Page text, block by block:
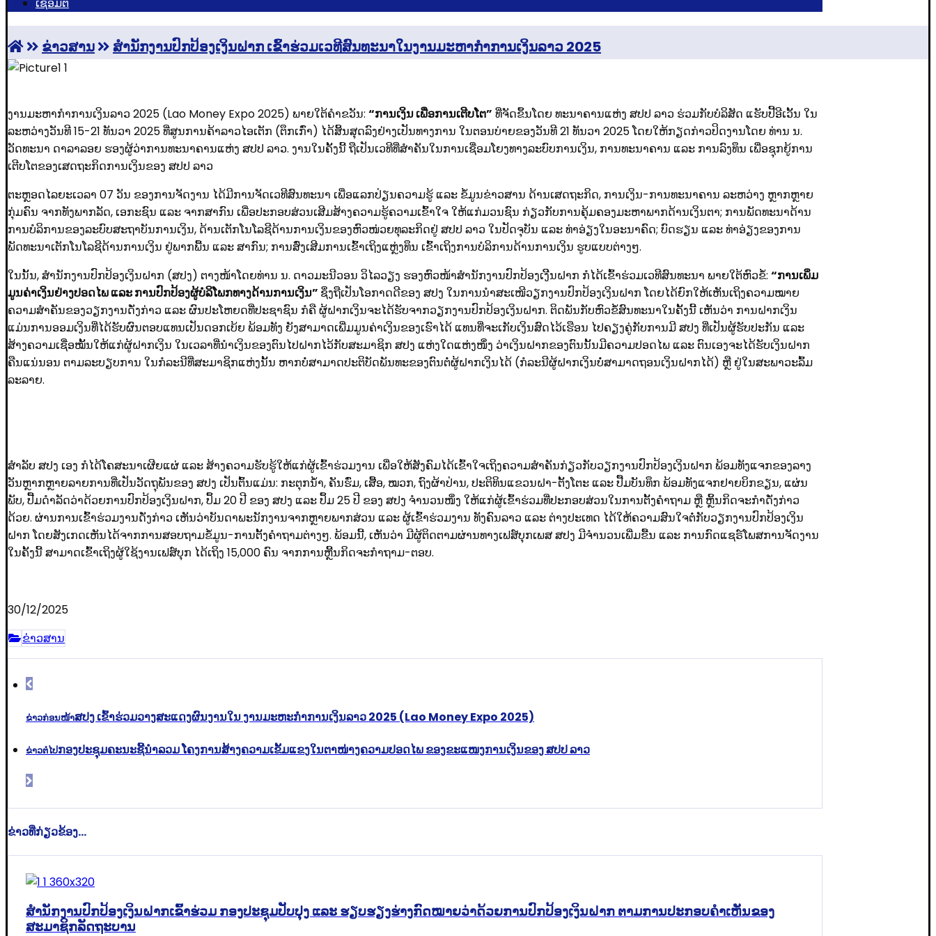
ຂ່າວສານ ສຳນັກງານປົກປ້ອງເງິນຝາກ ເຂົ້າຮ່ວມເວທີສົນທະນາໃນງານມະຫາກຳການເງິນລາວ 2025
ງານມະຫາກຳການເງິນລາວ 2025 (Lao Money Expo 2025) ພາຍໃຕ້ຄໍາຂວັນ: “ການເງິນ ເພື່ອການເຕີບໂຕ” ທີ່ຈັດຂຶ້ນໂດຍ ທະນາຄານແຫ່ງ ສປປ ລາວ ຮ່ວມກັບບໍລິສັດ ແຮັບປີ້ອີເວັ້ນ ໃນ
ລະຫວ່າງວັນທີ 15-21 ທັນວາ 2025 ທີ່ສູນການຄ້າລາວໄອເຕັກ (ຕຶກເກົ່າ) ໄດ້ສິ້ນສຸດລົງຢ່າງເປັນທາງການ ໃນຕອນບ່າຍຂອງວັນທີ 21 ທັນວາ 2025 ໂດຍໃຫ້ກຽດກ່າວປິດງານໂດຍ ທ່ານ ນ.
ວັດທະນາ ດາລາລອຍ ຮອງຜູ້ວ່າການທະນາຄານແຫ່ງ ສປປ ລາວ. ງານໃນຄັ້ງນີ້ ຖືເປັນເວທີທີ່ສຳຄັນໃນການເຊື່ອມໂຍງທາງລະບົບການເງິນ, ການທະນາຄານ ແລະ ການລົງທຶນ ເພື່ອຊຸກຍູ້ການ
ເຕີບໂຕຂອງເສດຖະກິດການເງິນຂອງ ສປປ ລາວ
ຕະຫຼອດໄລຍະເວລາ 07 ວັນ ຂອງການຈັດງານ ໄດ້ມີການຈັດເວທີສົນທະນາ ເພື່ອແລກປ່ຽນຄວາມຮູ້ ແລະ ຂໍ້ມູນຂ່າວສານ ດ້ານເສດຖະກິດ, ການເງິນ-ການທະນາຄານ ລະຫວ່າງ ຫຼາກຫຼາຍ
ກຸ່ມຄົນ ຈາກທັງພາກລັດ, ເອກະຊົນ ແລະ ຈາກສາກົນ ເພື່ອປະກອບສ່ວນເສີມສ້າງຄວາມຮູ້ຄວາມເຂົ້າໃຈ ໃຫ້ແກ່ມວນຊົນ ກ່ຽວກັບການຄຸ້ມຄອງມະຫາພາກດ້ານເງິນຕາ; ການພັດທະນາດ້ານ
ການບໍລິການຂອງລະບົບສະຖາບັນການເງິນ, ດ້ານເຕັກໂນໂລຊີດ້ານການເງິນຂອງຫົວໜ່ວຍທຸລະກິດຢູ່ ສປປ ລາວ ໃນປັດຈຸບັນ ແລະ ທ່າອ່ຽງໃນອະນາຄົດ; ບົດຮຽນ ແລະ ທ່າອ່ຽງຂອງການ
ພັດທະນາເຕັກໂນໂລຊີດ້ານການເງິນ ຢູ່ພາກພື້ນ ແລະ ສາກົນ; ການສົ່ງເສີມການເຂົ້າເຖິງແຫຼ່ງທຶນ ເຂົ້າເຖິງການບໍລິການດ້ານການເງິນ ຮູບແບບຕ່າງໆ.
ໃນນັ້ນ, ສຳນັກງານປົກປ້ອງເງິນຝາກ (ສປງ) ຕາງໜ້າໂດຍທ່ານ ນ. ດາວມະນີວອນ ວິໄລວຽງ ຮອງຫົວໜ້າສຳນັກງານປົກປ້ອງເງິີນຝາກ ກໍໄດ້ເຂົ້າຮ່ວມເວທີສົນທະນາ ພາຍໃຕ້ຫົວຂໍ້: “ການເພິ່ມ
ມູນຄ່າເງິນຢ່າງປອດໄພ ແລະ ການປົກປ້ອງຜູ້ບໍລິໂພກທາງດ້ານການເງິນ” ຊຶ່ງຖືເປັນໂອກາດດີຂອງ ສປງ ໃນການນໍາສະເໜີວຽກງານປົກປ້ອງເງິນຝາກ ໂດຍໄດ້ຍົກໃຫ້ເຫັນເຖິງຄວາມໝາຍ
ຄວາມສໍາຄັນຂອງວຽກງານດັ່ງກ່າວ ແລະ ຜົນປະໂຫຍດທີ່ປະຊາຊົນ ກໍຄື ຜູ້ຝາກເງິນຈະໄດ້ຮັບຈາກວຽກງານປົກປ້ອງເງິນຝາກ. ຕິດພັນກັບຫົວຂໍ້ສົນທະນາໃນຄັ້ງນີ້ ເຫັນວ່າ ການຝາກເງິນ
ແມ່ນການອອມເງິນທີ່ໄດ້ຮັບຜົນຕອບແທນເປັນດອກເບ້ຍ ພ້ອມທັງ ຍັງສາມາດເພີ່ມມູນຄ່າເງິນຂອງເຮົາໄດ້ ແທນທີ່ຈະເກັບເງິນສົດໄວ້ເຮືອນ ໄປຄຽງຄູ່ກັບການມີ ສປງ ທີ່ເປັນຜູ້ຮັບປະກັນ ແລະ
ສ້າງຄວາມເຊື່ອໝັ້ນໃຫ້ແກ່ຜູ້ຝາກເງິນ ໃນເວລາທີ່ນໍາເງິນຂອງຕົນໄປຝາກໄວ້ກັບສະມາຊິກ ສປງ ແຫ່ງໃດແຫ່ງໜຶ່ງ ວ່າເງິນຝາກຂອງຕົນນັ້ນມີຄວາມປອດໄພ ແລະ ຕົນເອງຈະໄດ້ຮັບເງິນຝາກ
ຄືນແນ່ນອນ ຕາມລະບຽບການ ໃນກໍລະນີທີ່ສະມາຊິກແຫ່ງນັ້ນ ຫາກບໍ່ສາມາດປະຕິບັດພັນທະຂອງຕົນຕໍ່ຜູ້ຝາກເງິນໄດ້ (ກໍລະນີຜູ້ຝາກເງິນບໍ່ສາມາດຖອນເງິນຝາກໄດ້) ຫຼື ຢູ່ໃນສະພາວະລົ້ມ
ລະລາຍ.
ສໍາລັບ ສປງ ເອງ ກໍໄດ້ໂຄສະນາເຜີຍແຜ່ ແລະ ສ້າງຄວາມຮັບຮູ້ໃຫ້ແກ່ຜູ້ເຂົ້າຮ່ວມງານ ເພື່ອໃຫ້ສັງຄົມໄດ້ເຂົ້າໃຈເຖິງຄວາມສໍາຄັນກ່ຽວກັບວຽກງານປົກປ້ອງເງິນຝາກ ພ້ອມທັງແຈກຂອງລາງ
ວັນຫຼາກຫຼາຍລາຍການທີ່ເປັນວັດຖຸພັນຂອງ ສປງ ເປັນຕົ້ນແມ່ນ: ກະຕຸກນໍ້າ, ຄັນຮົ່ມ, ເສື້ອ, ໝວກ, ຖົງຜ້າປ່ານ, ປະຕິທິນແຂວນຝາ-ຕັ້ງໂຕະ ແລະ ປື້ມບັນທຶກ ພ້ອມທັງແຈກຢາຍບິກຂຽນ, ແຜ່ນ
ພັບ, ປື້ມດໍາລັດວ່າດ້ວຍການປົກປ້ອງເງິນຝາກ, ປຶ້ມ 20 ປີ ຂອງ ສປງ ແລະ ປຶ້ມ 25 ປີ ຂອງ ສປງ ຈໍານວນໜຶ່ງ ໃຫ້ແກ່ຜູ້ເຂົ້າຮ່ວມທີ່ປະກອບສ່ວນໃນການຕັ້ງຄໍາຖາມ ຫຼື ຫຼິ້ນກິດຈະກໍາດັ່ງກ່າວ
ດ້ວຍ. ຜ່ານການເຂົ້າຮ່ວມງານດັ່ງກ່າວ ເຫັນວ່າບັນດາພະນັກງານຈາກຫຼາຍພາກສ່ວນ ແລະ ຜູ້ເຂົ້າຮ່ວມງານ ທັງຄົນລາວ ແລະ ຕ່າງປະເທດ ໄດ້ໃຫ້ຄວາມສົນໃຈຕໍ່ກັບວຽກງານປົກປ້ອງເງິນ
ຝາກ ໂດຍສັງເກດເຫັນໄດ້ຈາກການສອບຖາມຂໍ້ມູນ-ການຕັ້ງຄໍາຖາມຕ່າງໆ. ພ້ອມນີ້, ເຫັນວ່າ ມີຜູ້ຕິດຕາມຜ່ານທາງເຟສ໌ບຸກເພສ ສປງ ມີຈໍານວນເພີ່ມຂື້ນ ແລະ ການກົດແຊຣ໌ໂພສການຈັດງານ
ໃນຄັ້ງນີ້ ສາມາດເຂົ້າເຖິງຜູ້ໃຊ້ງານເຟສ໌ບຸກ ໄດ້ເຖິງ 15,000 ຄົນ ຈາກການຫຼີ້ນກິດຈະກໍາຖາມ-ຕອບ.
30/12/2025
ຂ່າວສານ
ຂ່າວກ່ອນໜ້າສປງ ເຂົ້າຮ່ວມວາງສະແດງຜົນງານໃນ ງານມະຫະກໍາການເງິນລາວ 2025 (Lao Money Expo 2025)
ຂ່າວຕໍ່ໄປກອງປະຊຸມຄະນະຊີ້ນຳລວມ ໂຄງການສ້າງຄວາມເຂັ້ມແຂງໃນຕາໜ່າງຄວາມປອດໄພ ຂອງຂະແໜງການເງິນຂອງ ສປປ ລາວ
ຂ່າວທີ່ກ່ຽວຂ້ອງ...
ສໍານັກງານປົກປ້ອງເງິນຝາກເຂົ້າຮ່ວມ ກອງປະຊຸມປັບປຸງ ແລະ ຮຽບຮຽງຮ່າງກົດໝາຍວ່າດ້ວຍການປົກປ້ອງເງິນຝາກ ຕາມການປະກອບຄຳເຫັນຂອງ
ສະມາຊິກລັດຖະບານ